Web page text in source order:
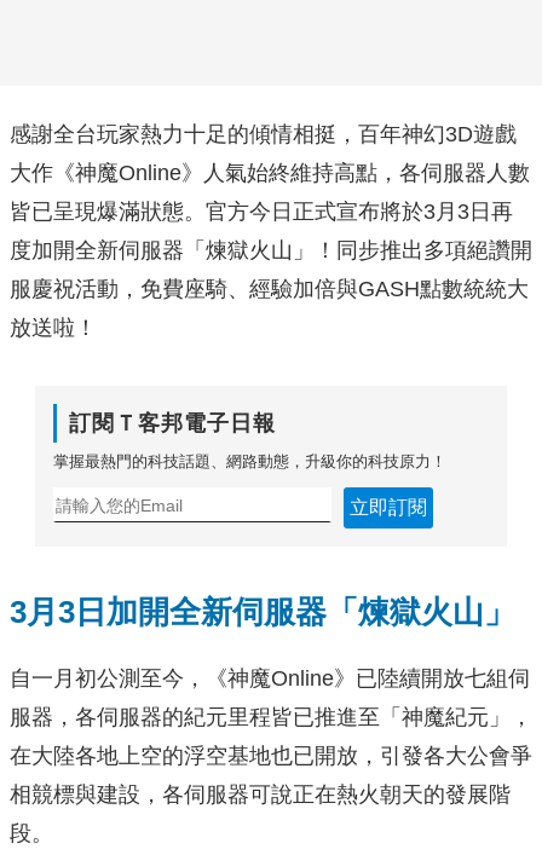
感謝全台玩家熱力十足的傾情相挺，百年神幻3D遊戲
大作《神魔Online》人氣始終維持高點，各伺服器人數
皆已呈現爆滿狀態。官方今日正式宣布將於3月3日再
度加開全新伺服器「煉獄火山」！同步推出多項絕讚開
服慶祝活動，免費座騎、經驗加倍與GASH點數統統大
放送啦！
訂閱Ｔ客邦電子日報
掌握最熱門的科技話題、網路動態，升級你的科技原力！
立即訂閱
3月 3 日加開全新伺服器「煉獄火山」
自一月初公測至今，《神魔Online》已陸續開放七組伺
服器，各伺服器的紀元里程皆已推進至「神魔紀元」，
在大陸各地上空的浮空基地也已開放，引發各大公會爭
相競標與建設，各伺服器可說正在熱火朝天的發展階
段。